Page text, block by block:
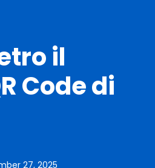
il
Code di
27, 2025